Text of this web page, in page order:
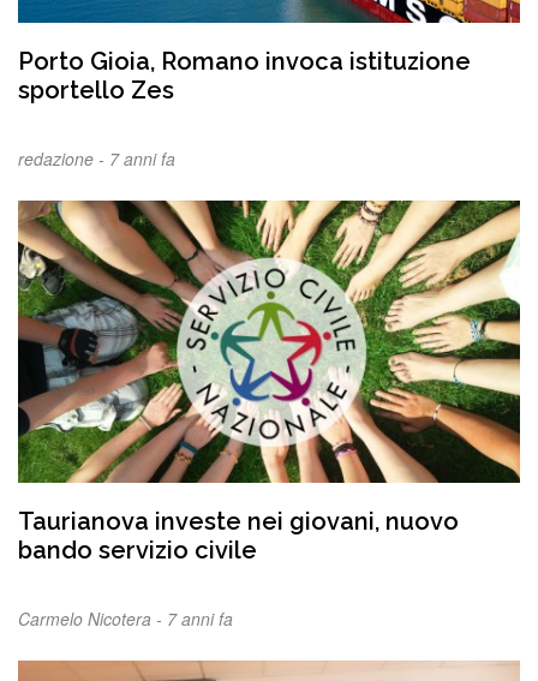
Porto Gioia, Romano invoca istituzione
sportello Zes
redazione - 7 anni fa
Taurianova investe nei giovani, nuovo
bando servizio civile
Carmelo Nicotera - 7 anni fa